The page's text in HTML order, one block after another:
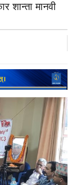
शान्ता मानवी